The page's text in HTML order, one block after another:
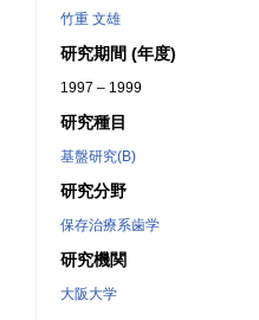
竹重 文雄
研究期間 (年度)
1997 – 1999
研究種目
基盤研究(B)
研究分野
保存治療系歯学
研究機関
大阪大学